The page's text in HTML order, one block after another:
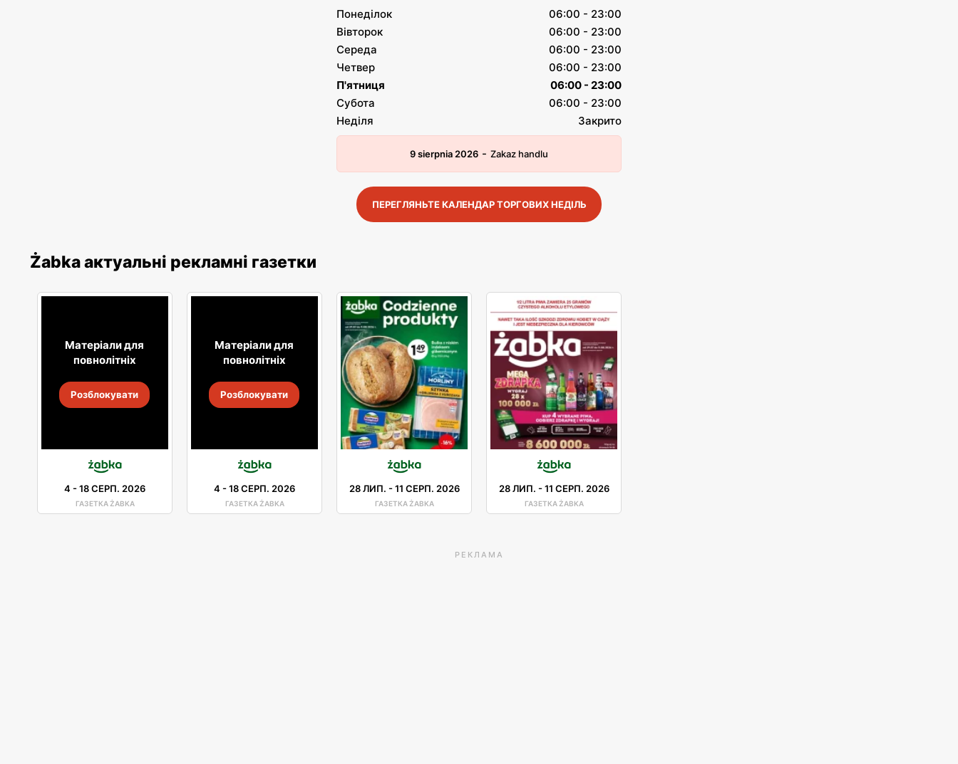
Понеділок
06:00 - 23:00
Вівторок
06:00 - 23:00
Середа
06:00 - 23:00
Четвер
06:00 - 23:00
П'ятниця
06:00 - 23:00
Субота
06:00 - 23:00
Неділя
Закрито
9 sierpnia 2026 - Zakaz handlu
ПЕРЕГЛЯНЬТЕ КАЛЕНДАР ТОРГОВИХ НЕДІЛЬ
Żabka актуальні рекламні газетки
Матеріали для
повнолітніх
Розблокувати
4 -18 СЕРП. 2026
ГАЗЕТКА ŻABKA
Матеріали для
повнолітніх
Розблокувати
4 -18 СЕРП. 2026
ГАЗЕТКА ŻABKA
28 ЛИП. -11 СЕРП. 2026
ГАЗЕТКА ŻABKA
28 ЛИП. -11 СЕРП. 2026
ГАЗЕТКА ŻABKA
РЕКЛАМА